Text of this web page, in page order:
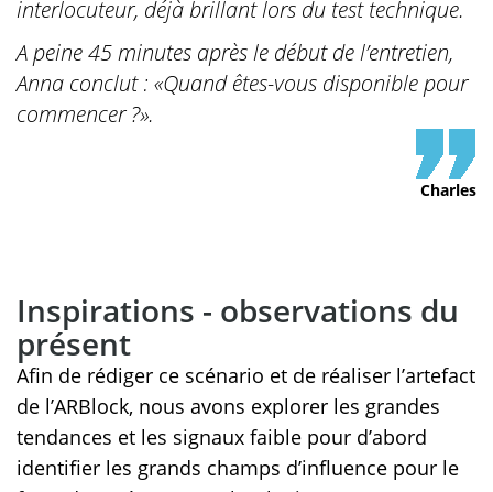
interlocuteur, déjà brillant lors du test technique.
A peine 45 minutes après le début de l’entretien,
Anna conclut : «Quand êtes-vous disponible pour
commencer ?».
Charles
Inspirations - observations du
présent
Afin de rédiger ce scénario et de réaliser l’artefact
de l’ARBlock, nous avons explorer les grandes
tendances et les signaux faible pour d’abord
identifier les grands champs d’influence pour le